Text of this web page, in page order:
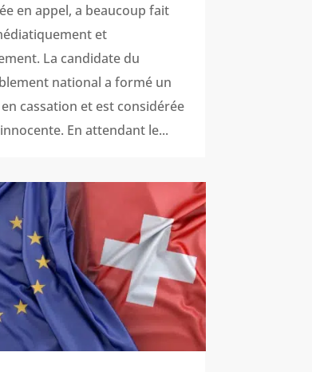
en appel, a beaucoup fait
et
La candidate du
national a formé un
cassation et est considérée
En attendant le...